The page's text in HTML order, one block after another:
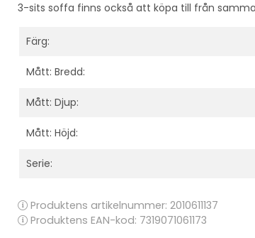
3-sits soffa finns också att köpa till från
Färg:
Mått: Bredd:
Mått: Djup:
Mått: Höjd:
Serie:
Produktens artikelnummer: 2010611137
Produktens EAN-kod: 7319071061173